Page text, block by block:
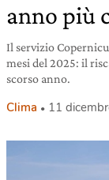
anno più
Il servizio
mesi del 2025: il
scorso anno.
Clima 11